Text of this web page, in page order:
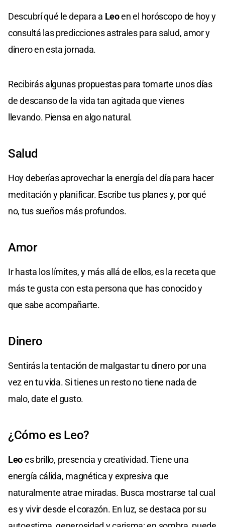
Descubrí qué le depara a Leoen el horóscopo de hoy y
consultá las predicciones astrales para salud, amor y
dinero en esta jornada.
Recibirás algunas propuestas para tomarte unos días
de descanso de la vida tan agitada que vienes
llevando. Piensa en algo natural.
Salud
Hoy deberías aprovechar la energía del día para hacer
meditación y planificar. Escribe tus planes y, por qué
no, tus sueños más profundos.
Amor
Ir hasta los límites, y más allá de ellos, es la receta que
más te gusta con esta persona que has conocido y
que sabe acompañarte.
Dinero
Sentirás la tentación de malgastar tu dinero por una
vez en tu vida. Si tienes un resto no tiene nada de
malo, date el gusto.
¿Cómo es Leo?
Leoes brillo, presencia y creatividad. Tiene una
energía cálida, magnética y expresiva que
naturalmente atrae miradas. Busca mostrarse tal cual
es y vivir desde el corazón. En luz, se destaca por su